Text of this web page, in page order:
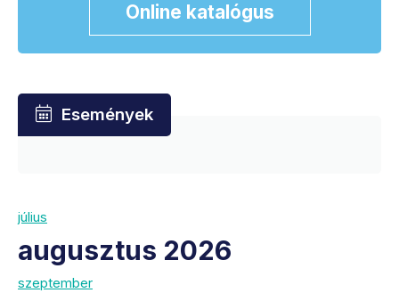
Online katalógus
Események
július
augusztus 2026
szeptember